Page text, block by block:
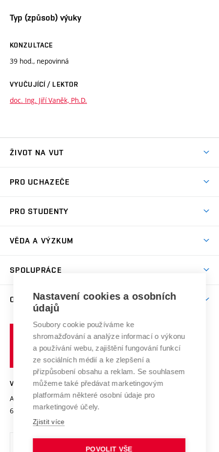
Typ (způsob) výuky
KONZULTACE
39 hod., nepovinná
VYUČUJÍCÍ / LEKTOR
doc. Ing. Jiří Vaněk, Ph.D.
ŽIVOT NA VUT
Koleje
Sport na VUT
Brno
PRO UCHAZEČE
Dny otevřených dveří
Celoživotní vzdělávání
E-přihláška
PRO STUDENTY
Harmonogram akademického roku
Závěrečné práce
Doktorské studium
Zpracování osobních údajů studentů
Sociální bezpečí
Studium bez bariér
Podpora podnikání
VĚDA A VÝZKUM
Mezinárodní vědecká rada
Systém zajišťování kvality výzkumu
Výzkumné infrastruktury
Transfer znalostí
Open Science
Projekty
Projekty ze strukturálních fondů
Specifický výzkum
SPOLUPRÁCE
Zahraniční spolupráce
Spolupráce se školami
Služby univerzity
Mezinárodní dohody
Univerzitní sítě
O UNIVERZITĚ
Profil univerzity
Udržitelná univerzita
Podnikavá univerzita / ContriBUTe
Bezpečná univerzita
Vyznamenání
Organizační struktura
Ochrana osobních údajů
učení
technické
VYSOKÉ UČENÍ TECHNICKÉ V BRNĚ
Antonínská 548/1
602 00 Brno
www.vut.cz
vut@vutbr.cz
Nastavení cookies a osobních
údajů
Soubory cookie používáme ke
shromažďování a analýze informací o výkonu
a používání webu, zajištění fungování funkcí
ze sociálních médií a ke zlepšení a
přizpůsobení obsahu a reklam. Se souhlasem
můžeme také předávat marketingovým
platformám některé osobní údaje pro
marketingové účely.
Zjistit více
POVOLIT VŠE